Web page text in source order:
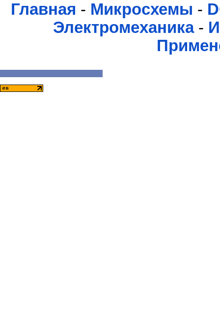
Главная - Микросхемы -
Электромеханика-